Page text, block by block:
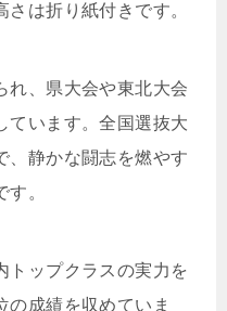
は折り紙付きです。
れ、県大会や東北大会
ています。全国選抜大
、静かな闘志を燃やす
。
トップクラスの実力を
の成績を収めていま